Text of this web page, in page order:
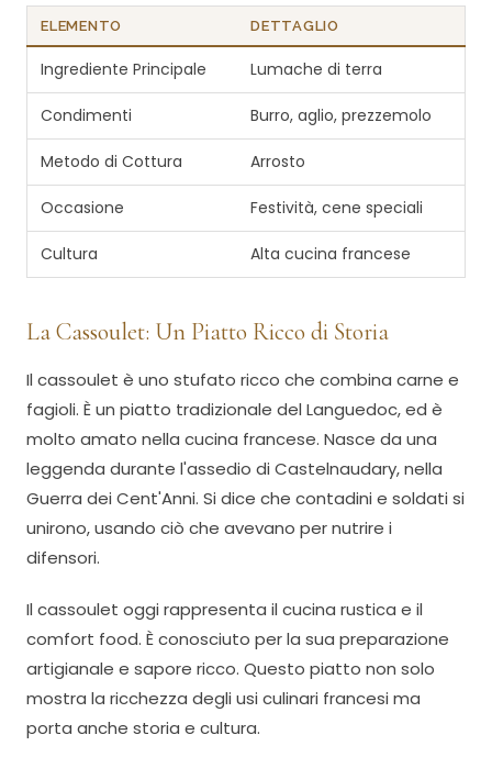
ELEMENTO DETTAGLIO
Ingrediente Principale Lumache di terra
Condimenti Burro, aglio, prezzemolo
Metodo di Cottura Arrosto
Occasione Festività, cene speciali
Cultura Alta cucina francese
La Cassoulet: Un Piatto Ricco di Storia
Il cassoulet è uno stufato ricco che combina carne e
fagioli. È un piatto tradizionale del Languedoc, ed è
molto amato nella cucina francese. Nasce da una
leggenda durante l'assedio di Castelnaudary, nella
Guerra dei Cent'Anni. Si dice che contadini e soldati si
unirono, usando ciò che avevano per nutrire i
difensori.
Il cassoulet oggi rappresenta il cucina rustica e il
comfort food. È conosciuto per la sua preparazione
artigianale e sapore ricco. Questo piatto non solo
mostra la ricchezza degli usi culinari francesi ma
porta anche storia e cultura.